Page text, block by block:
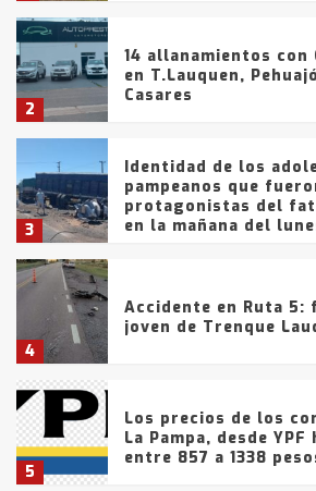
2
14 allanamientos con
en T.Lauquen,
Casares
3
Identidad de los
pampeanos que
protagonistas del
en la mañana del
4
Accidente en Ruta 5:
joven de Trenque
5
Los precios de los
La Pampa, desde
entre 857 a 1338